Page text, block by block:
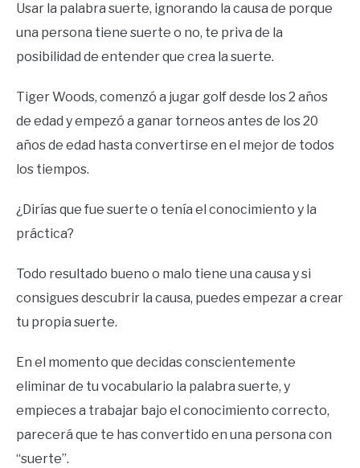
Usar la palabra suerte, ignorando la causa de porque
una persona tiene suerte o no, te priva de la
posibilidad de entender que crea la suerte.
Tiger Woods, comenzó a jugar golf desde los 2 años
de edad y empezó a ganar torneos antes de los 20
años de edad hasta convertirse en el mejor de todos
los tiempos.
¿ Dirías que fue suerte o tenía el conocimiento y la
práctica?
Todo resultado bueno o malo tiene una causa y si
consigues descubrir la causa, puedes empezar a crear
tu propia suerte.
En el momento que decidas conscientemente
eliminar de tu vocabulario la palabra suerte, y
empieces a trabajar bajo el conocimiento correcto,
parecerá que te has convertido en una persona con
“suerte”.